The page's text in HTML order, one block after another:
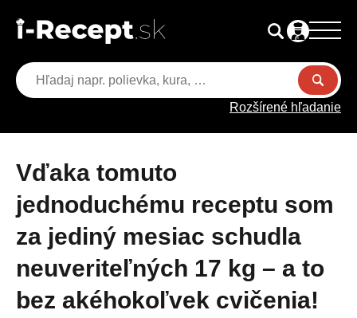
Rozšírené hľadanie
Vďaka tomuto
jednoduchému receptu som
za jediný mesiac schudla
neuveriteľných 17 kg – a to
bez akéhokoľvek cvičenia!